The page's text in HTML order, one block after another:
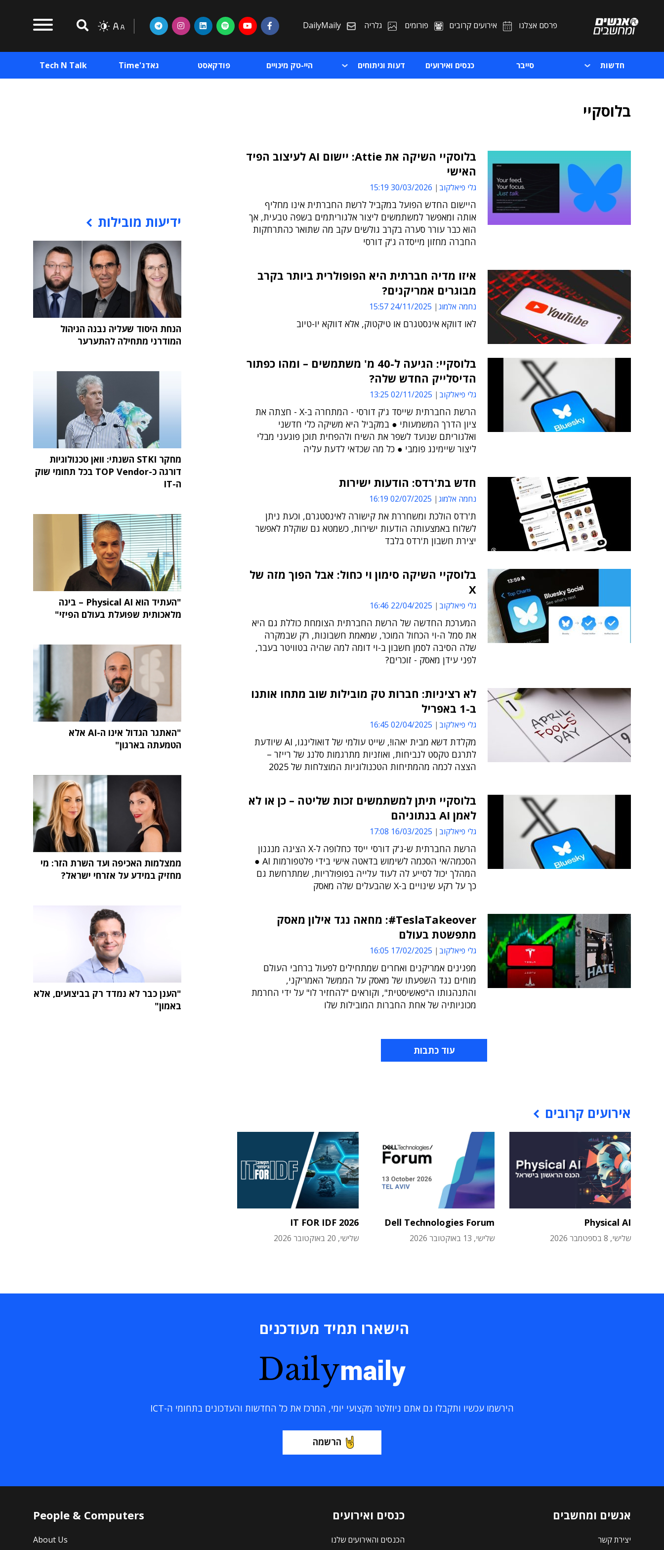
פרסם אצלנו אירועים קרובים פורומים גלריה DailyMaily
חדשות סייבר כנסים ואירועים דעות וניתוחים היי-טק מינויים פודקאסט גאדג'Time Tech N Talk
בלוסקיי
בלוסקיי השיקה את Attie: יישום AI לעיצוב הפיד
האישי
גלי פיאלקוב 30/03/2026 15:19
היישום החדש הפועל במקביל לרשת החברתית אינו מחליף
אותה ומאפשר למשתמשים ליצור אלגוריתמים בשפה טבעית, אך
הוא כבר עורר סערה בקרב גולשים עקב מה שתואר כהתרחקות
החברה מחזון מייסדה ג'ק דורסי
איזו מדיה חברתית היא הפופולרית ביותר בקרב
מבוגרים אמריקנים?
נחמה אלמוג 24/11/2025 15:57
לאו דווקא אינסטגרם או טיקטוק, אלא דווקא יו-טיוב
בלוסקיי: הגיעה ל-40 מ' משתמשים – ומהו כפתור
הדיסלייק החדש שלה?
גלי פיאלקוב 02/11/2025 13:25
הרשת החברתית שייסד ג'ק דורסי - המתחרה ב-X - חצתה את
ציון הדרך המשמעותי ● במקביל היא משיקה כלי חדשני
ואלגוריתם שנועד לשפר את השיח ולהפחית תוכן פוגעני מבלי
ליצור שיימינג פומבי ● כל מה שכדאי לדעת עליה
חדש בת'רדס: הודעות ישירות
נחמה אלמוג 02/07/2025 16:19
ת'רדס הולכת ומשחררת את קישורה לאינסטגרם, וכעת ניתן
לשלוח באמצעותה הודעות ישירות, כשמטא גם שוקלת לאפשר
יצירת חשבון ת'רדס בלבד
בלוסקיי השיקה סימון וי כחול: אבל הפוך מזה של
X
גלי פיאלקוב 22/04/2025 16:46
המערכת החדשה של הרשת החברתית הצומחת כוללת גם היא
את סמל ה-וי הכחול המוכר, שמאמת חשבונות, רק שבמקרה
שלה הסיבה לסמן חשבון ב-וי דומה למה שהיה בטוויטר בעבר,
לפני עידן מאסק - זוכרים?
לא רציניות: חברות טק מובילות שוב מתחו אותנו
ב-1 באפריל
גלי פיאלקוב 02/04/2025 16:45
מקלדת דשא מבית יאהו!, שייט עולמי של דואולינגו, AI שיודעת
לתרגם טקסט לנביחות, ואוזניות מתרגמות סלנג של רייזר –
הצצה לכמה מהמתיחות הטכנולוגיות המוצלחות של 2025
בלוסקיי תיתן למשתמשים זכות שליטה – כן או לא
לאמן AI בנתוניהם
גלי פיאלקוב 16/03/2025 17:08
הרשת החברתית ש-ג'ק דורסי ייסד כחלופה ל-X הציגה מנגנון
הסכמה/אי הסכמה לשימוש בדאטה אישי בידי פלטפורמות AI ●
המהלך יכול לסייע לה לעוד עלייה בפופולריות, שמתרחשת גם
כך על רקע שינויים ב-X שהבעלים שלה מאסק
TeslaTakeover#: מחאה נגד אילון מאסק
מתפשטת בעולם
גלי פיאלקוב 17/02/2025 16:05
מפגינים אמריקנים ואחרים שמתחילים לפעול ברחבי העולם
מוחים נגד השפעתו של מאסק על הממשל האמריקני,
והתנהגותו ה"פאשיסטית", וקוראים "להחזיר לו" על ידי החרמת
מכוניותיה של אחת החברות המובילות שלו
עוד כתבות
אירועים קרובים
Physical AI
שלישי, 8 בספטמבר 2026
Dell Technologies Forum
שלישי, 13 באוקטובר 2026
IT FOR IDF 2026
שלישי, 20 באוקטובר 2026
ידיעות מובילות
הנחת היסוד שעליה נבנה הניהול
המודרני מתחילה להתערער
מחקר STKI השנתי: וואן טכנולוגיות
דורגה כ-TOP Vendor בכל תחומי שוק
ה-IT
"העתיד הוא Physical AI – בינה
מלאכותית שפועלת בעולם הפיזי"
"האתגר הגדול אינו ה-AI אלא
הטמעתה בארגון"
ממצלמות האכיפה ועד השרת הזר: מי
מחזיק במידע על אזרחי ישראל?
"הענן כבר לא נמדד רק בביצועים, אלא
באמון"
הישארו תמיד מעודכנים
Dailymaily
הירשמו עכשיו ותקבלו גם אתם ניוזלטר מקצועי יומי, המרכז את כל החדשות והעדכונים בתחומי ה-ICT
הרשמה
אנשים ומחשבים
יצירת קשר
כנסים ואירועים
הכנסים והאירועים שלנו
People & Computers
About Us